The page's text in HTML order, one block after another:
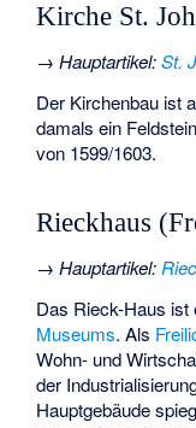
Kirche St.
→Hauptartikel:St.
Der Kirchenbau ist
damals ein
von 1599/1603.
Rieckhaus
→Hauptartikel:
Das Rieck-Haus
Museums. Als
Wohn- und
der
Hauptgebäude